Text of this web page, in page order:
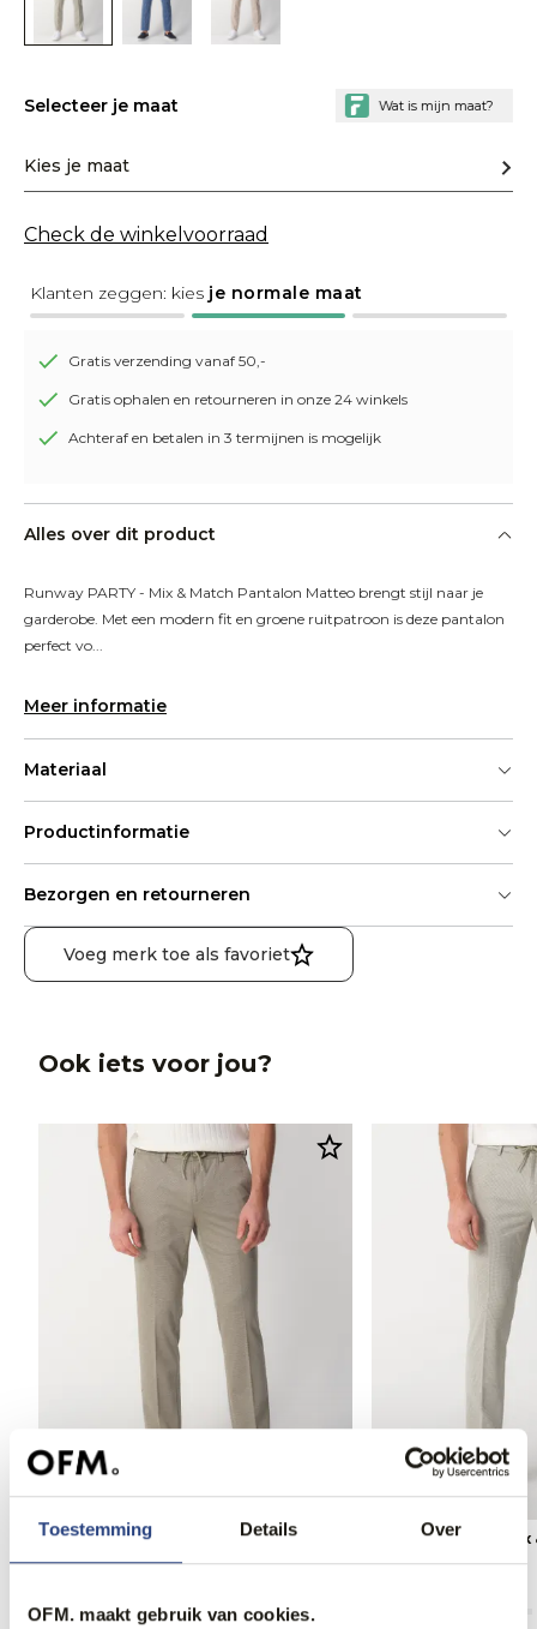
Toestemming Details Over
OFM. maakt gebruik van cookies.
Selecteer je maat
Kies je maat
Check de winkelvoorraad
Klanten zeggen: kies je normale maat
Gratis verzending vanaf 50,-
Gratis ophalen en retourneren in onze 24 winkels
Achteraf en betalen in 3 termijnen is mogelijk
Alles over dit product
Runway PARTY - Mix & Match Pantalon Matteo brengt stijl naar je
garderobe. Met een modern fit en groene ruitpatroon is deze pantalon
perfect vo...
Meer informatie
Materiaal
Productinformatie
Bezorgen en retourneren
Voeg merk toe als favoriet
Ook iets voor jou?
Runway PARTY Mix & Match Pantalon
99,95
Runway PARTY
99,95